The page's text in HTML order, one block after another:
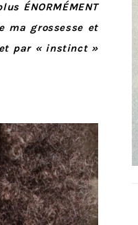
ÉNORMÉMENT
ma grossesse et
par « instinct »